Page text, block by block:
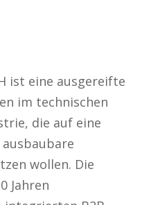
ist eine ausgereifte
im technischen
die auf eine
wollen. Die
Jahren